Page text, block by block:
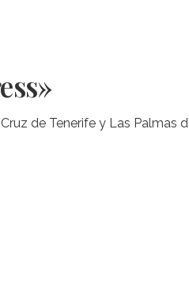
de Tenerife y Las Palmas